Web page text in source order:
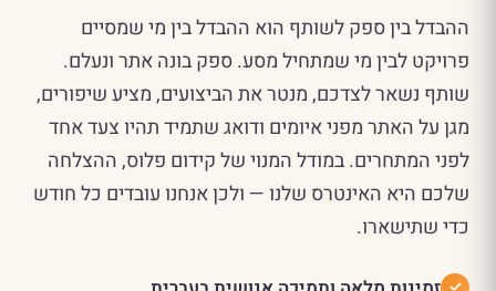
ההבדל בין ספק לשותף הוא ההבדל בין מי שמסיים
פרויקט לבין מי שמתחיל מסע. ספק בונה אתר ונעלם.
שותף נשאר לצדכם, מנטר את הביצועים, מציע שיפורים,
מגן על האתר מפני איומים ודואג שתמיד תהיו צעד אחד
לפני המתחרים. במודל המנוי של קידום פלוס, ההצלחה
שלכם היא האינטרס שלנו — ולכן אנחנו עובדים כל חודש
כדי שתישארו.